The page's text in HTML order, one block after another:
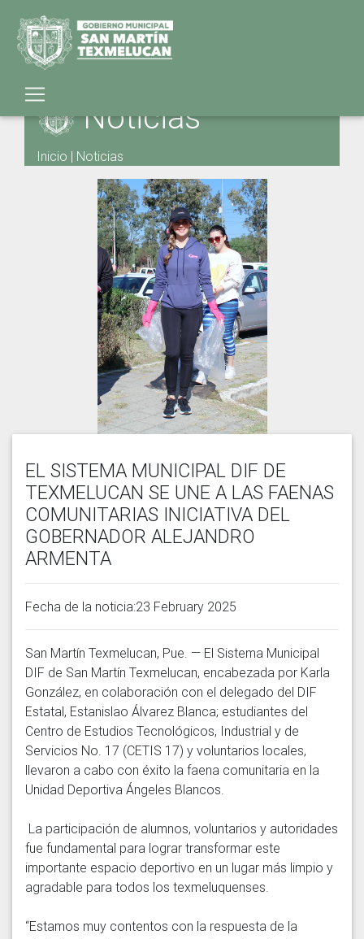
Noticias
Inicio | Noticias
EL SISTEMA MUNICIPAL DIF DE
TEXMELUCAN SE UNE A LAS FAENAS
COMUNITARIAS INICIATIVA DEL
GOBERNADOR ALEJANDRO
ARMENTA
Fecha de la noticia:23 February 2025
San Martín Texmelucan, Pue. — El Sistema Municipal
DIF de San Martín Texmelucan, encabezada por Karla
González, en colaboración con el delegado del DIF
Estatal, Estanislao Álvarez Blanca; estudiantes del
Centro de Estudios Tecnológicos, Industrial y de
Servicios No. 17 (CETIS 17) y voluntarios locales,
llevaron a cabo con éxito la faena comunitaria en la
Unidad Deportiva Ángeles Blancos.
fue fundamental para lograr transformar este
importante espacio deportivo en un lugar más limpio y
agradable para todos los texmeluquenses.
“Estamos muy contentos con la respuesta de la